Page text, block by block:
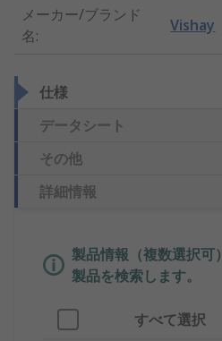
メーカー/ブランド
名:
Vishay
仕様
データシート
その他
詳細情報
製品情報（複数選択可
製品を検索します。
すべて選択